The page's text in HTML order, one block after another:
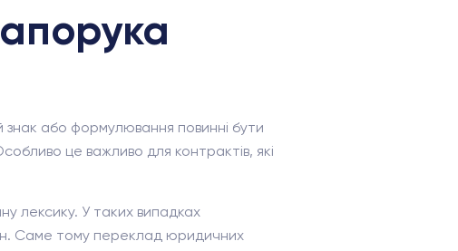
або формулювання повинні бути
це важливо для контрактів, які
лексику. У таких випадках
Саме тому переклад юридичних